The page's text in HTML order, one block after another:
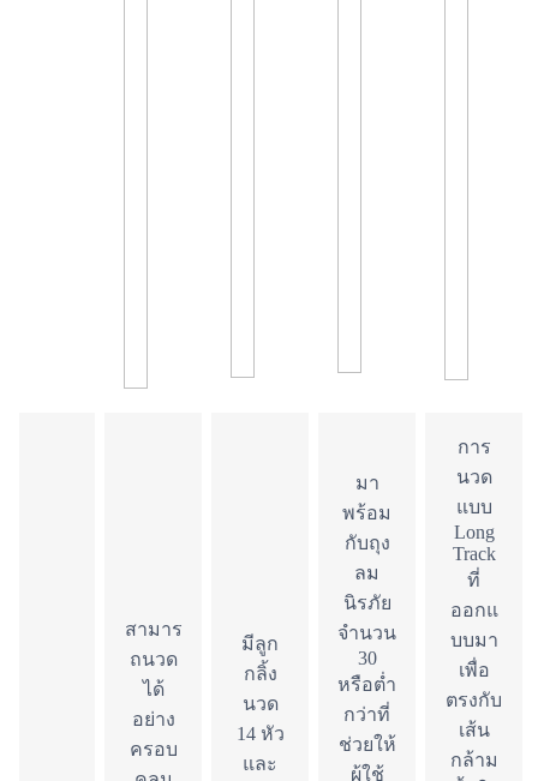
สามาร
ถนวด
ได้
อย่าง
ครอบ
มีลูก
กลิ้ง
นวด
14 หัว
และ
มา
พร้อม
กับถุง
ลม
นิรภัย
จำนวน
30
หรือต่ำ
กว่าที่
ช่วยให้
ผู้ใช้
การ
นวด
แบบ
Long
Track
ที่
ออกแ
บบมา
เพื่อ
ตรงกับ
เส้น
กล้าม